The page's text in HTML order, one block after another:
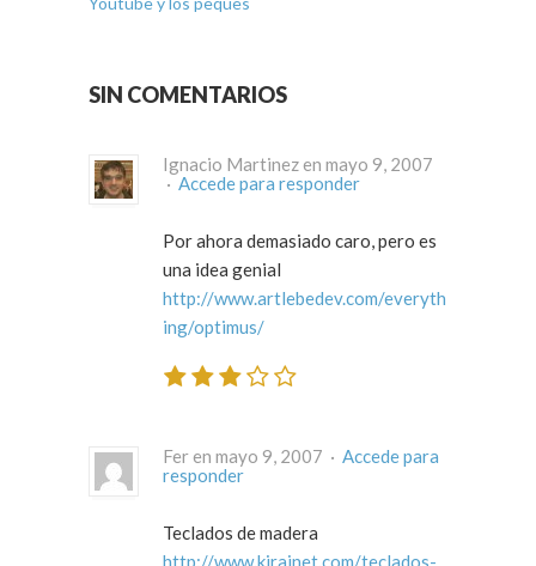
SIN COMENTARIOS
Ignacio Martinez en mayo 9, 2007
· Accede para responder
Por ahora demasiado caro, pero es
una idea genial
http://www.artlebedev.com/everyth
ing/optimus/
Fer en mayo 9, 2007 · Accede para
responder
Teclados de madera
http://www.kirainet.com/teclados-